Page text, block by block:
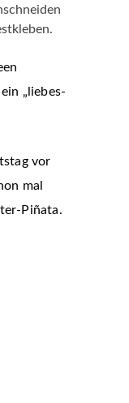
„liebes-
vor
mal
Piñata.